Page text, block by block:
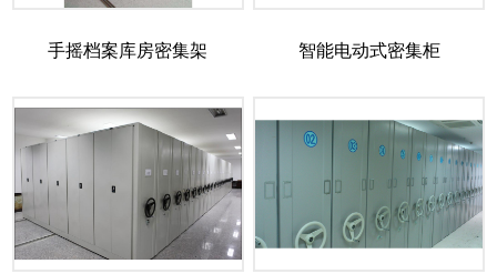
手摇档案库房密集架 智能电动式密集柜